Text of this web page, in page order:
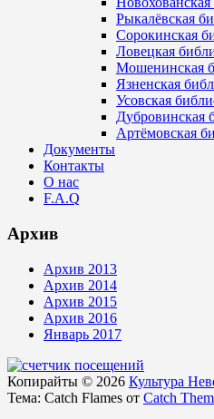
Рыкалёвская
Сорокинская
Ловецкая
Мошенинская
Язненская
Усовская
Дубровинская
Артёмовская
Документы
Контакты
О нас
F.A.Q
Архив
Архив 2013
Архив 2014
Архив 2015
Архив 2016
Январь 2017
Копирайты © 2026 Культура
Тема: Catch Flames от Catch